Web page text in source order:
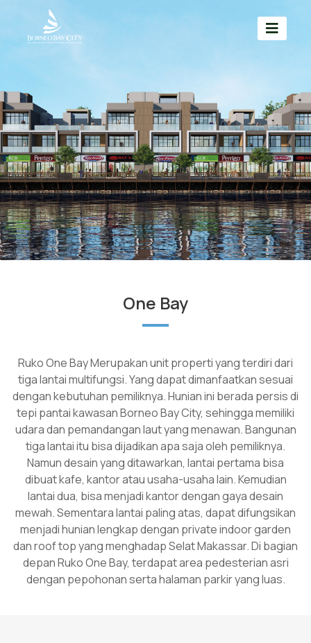
One Bay
Ruko One Bay Merupakan unit properti yang terdiri dari
tiga lantai multifungsi. Yang dapat dimanfaatkan sesuai
dengan kebutuhan pemiliknya. Hunian ini berada persis di
tepi pantai kawasan Borneo Bay City, sehingga memiliki
udara dan pemandangan laut yang menawan. Bangunan
tiga lantai itu bisa dijadikan apa saja oleh pemiliknya.
Namun desain yang ditawarkan, lantai pertama bisa
dibuat kafe, kantor atau usaha-usaha lain. Kemudian
lantai dua, bisa menjadi kantor dengan gaya desain
mewah. Sementara lantai paling atas, dapat difungsikan
menjadi hunian lengkap dengan private indoor garden
dan roof top yang menghadap Selat Makassar. Di bagian
depan Ruko One Bay, terdapat area pedesterian asri
dengan pepohonan serta halaman parkir yang luas.